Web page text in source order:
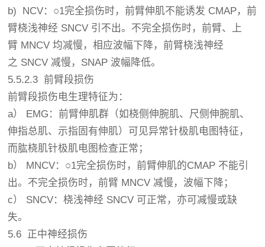
b) NCV：○1完全损伤时，前臂伸肌不能诱发 CMAP，前
臂桡浅神经 SNCV 引不出。不完全损伤时，前臂、上
臂 MNCV 均减慢，相应波幅下降，前臂桡浅神经
之 SNCV 减慢，SNAP 波幅降低。
5.5.2.3 前臂段损伤
前臂段损伤电生理特征为：
a） EMG：前臂伸肌群（如桡侧伸腕肌、尺侧伸腕肌、
伸指总肌、示指固有伸肌）可见异常针极肌电图特征，
而肱桡肌针极肌电图检查正常；
b） MNCV：○1完全损伤时，前臂伸肌的CMAP 不能引
出。不完全损伤时，前臂 MNCV 减慢，波幅下降；
c） SNCV：桡浅神经 SNCV 可正常，亦可减慢或缺
失。
5.6 正中神经损伤